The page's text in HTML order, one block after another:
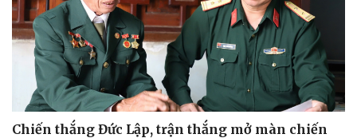
Chiến thắng Đức Lập, trận thắng mở màn chiến